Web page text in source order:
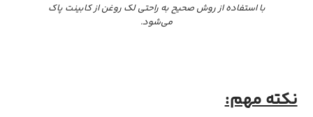
با استفاده از روش صحیح به راحتی لک روغن از کابینت پاک
می‌شود.
نکته مهم: